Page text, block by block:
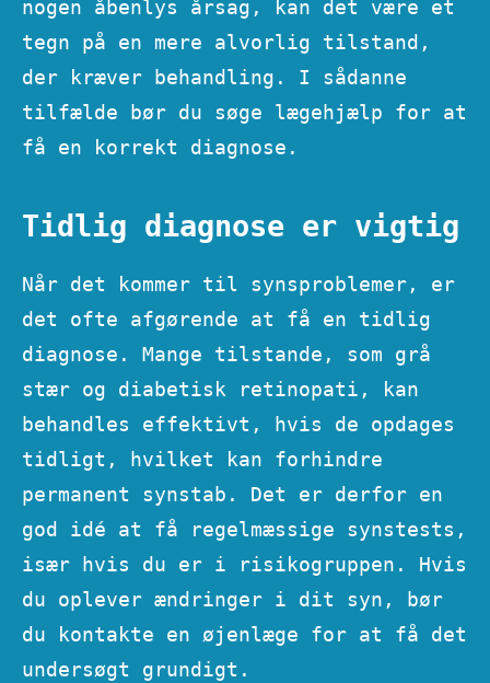
nogen åbenlys årsag, kan det være et
tegn på en mere alvorlig tilstand,
der kræver behandling. I sådanne
tilfælde bør du søge lægehjælp for at
få en korrekt diagnose.
Tidlig diagnose er vigtig
Når det kommer til synsproblemer, er
det ofte afgørende at få en tidlig
diagnose. Mange tilstande, som grå
stær og diabetisk retinopati, kan
behandles effektivt, hvis de opdages
tidligt, hvilket kan forhindre
permanent synstab. Det er derfor en
god idé at få regelmæssige synstests,
især hvis du er i risikogruppen. Hvis
du oplever ændringer i dit syn, bør
du kontakte en øjenlæge for at få det
undersøgt grundigt.